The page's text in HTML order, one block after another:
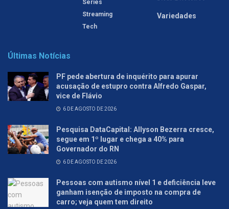
Séries
Streaming
Tech
Variedades
Últimas Notícias
PF pede abertura de inquérito para apurar
acusação de estupro contra Alfredo Gaspar,
vice de Flávio
6 DE AGOSTO DE 2026
Pesquisa DataCapital: Allyson Bezerra cresce,
segue em 1º lugar e chega a 40% para
Governador do RN
6 DE AGOSTO DE 2026
Pessoas com autismo nível 1 e deficiência leve
ganham isenção de imposto na compra de
carro; veja quem tem direito